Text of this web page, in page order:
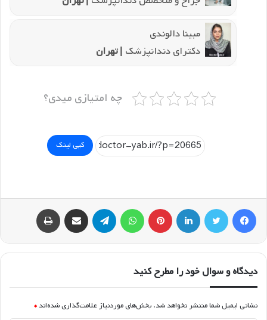
مبینا دالوندی
دکترای دندانپزشک | تهران
چه امتیازی میدی؟
کپی لینک
فیسبوک توییتر لینکداین پینتریست تلگرام اشتراک گذاری با ایمیل
دیدگاه و سوال خود را مطرح کنید
نشانی ایمیل شما منتشر نخواهد شد. بخش‌های موردنیاز علامت‌گذاری شده‌اند *